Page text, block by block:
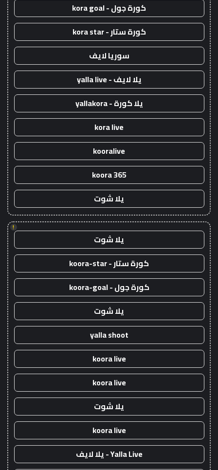
كورة جول - kora goal
كورة ستار - kora star
سوريا لايف
يلا لايف - yalla live
يلا كورة - yallakora
kora live
kooralive
koora 365
يلا شوت
!
يلا شوت
كورة ستار - koora-star
كورة جول - koora-goal
يلا شوت
yalla shoot
koora live
koora live
يلا شوت
koora live
Yalla Live - يلا لايف